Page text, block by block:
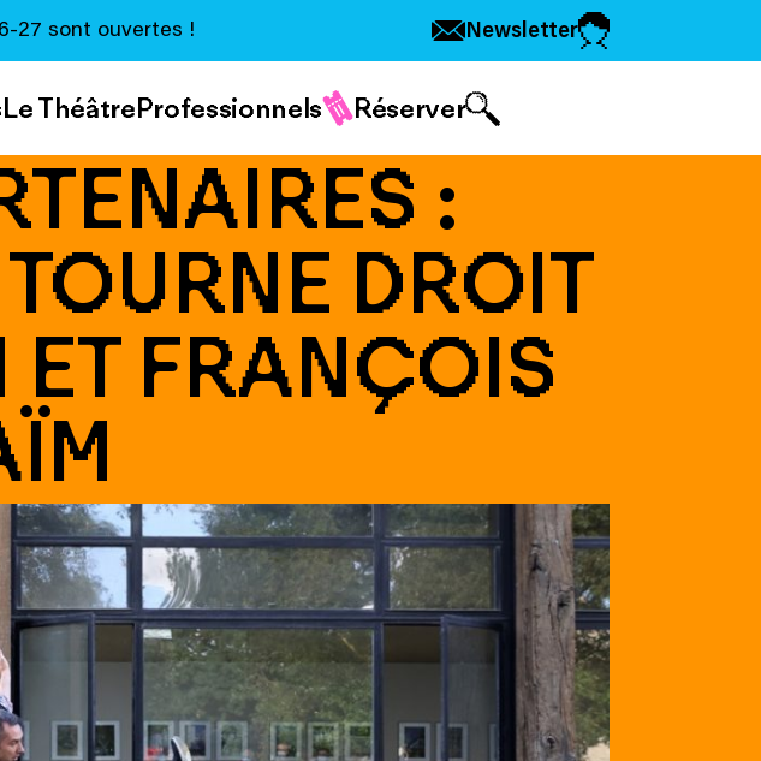
27 sont ouvertes ! Newsletter
Le ThéâtreProfessionnels Réserver
:
DROIT
FRANÇOIS